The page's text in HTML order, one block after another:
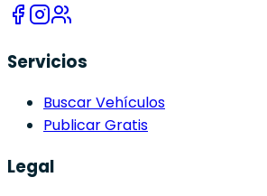
Servicios
Buscar Vehículos
Publicar Gratis
Legal